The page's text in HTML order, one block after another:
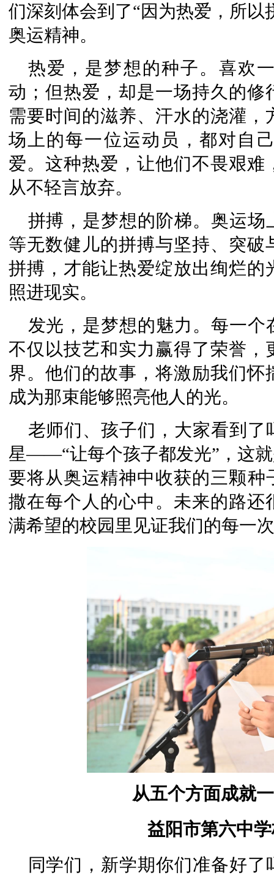
们深刻体会到了“因为热爱，所
奥运精神。
热爱，是梦想的种子。喜欢
动；但热爱，却是一场持久的
需要时间的滋养、汗水的浇灌
场上的每一位运动员，都对自
爱。这种热爱，让他们不畏艰
从不轻言放弃。
拼搏，是梦想的阶梯。奥运
等无数健儿的拼搏与坚持、突
拼搏，才能让热爱绽放出绚烂
照进现实。
发光，是梦想的魅力。每一
不仅以技艺和实力赢得了荣誉
界。他们的故事，将激励我们
成为那束能够照亮他人的光。
老师们、孩子们，大家看到
星——“让每个孩子都发光”，这
要将从奥运精神中收获的三颗
撒在每个人的心中。未来的路
满希望的校园里见证我们的每一
从五个方面成就
益阳市第六中
同学们，新学期你们准备好